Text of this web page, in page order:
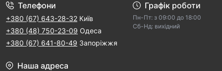
Телефони
+380 (67) 643-28-32 Київ
+380 (48) 750-23-09 Одеса
+380 (67) 641-80-49 Запоріжжя
Графік роботи
Пн-Пт: з 09:00 дo 18:00
Cб-Hд: виxідний
Наша адреса